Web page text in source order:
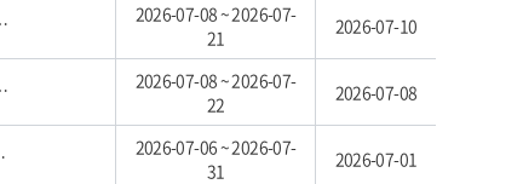
2026-07-08 ~ 2026-07-
21
2026-07-10
2026-07-08 ~ 2026-07-
22
2026-07-08
2026-07-06 ~ 2026-07-
31
2026-07-01